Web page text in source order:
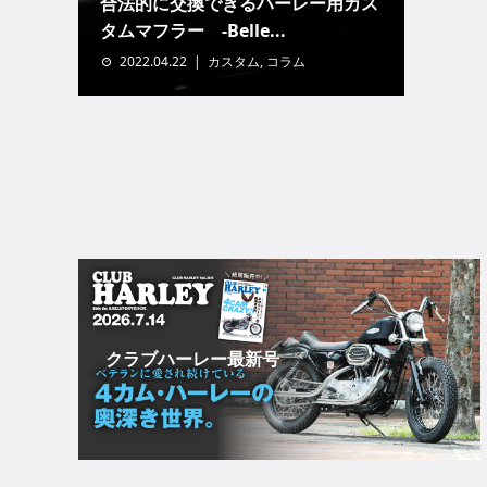
タムマフラー -Belle...
2022.04.22 カスタム, コラム
クラブハーレー最新号